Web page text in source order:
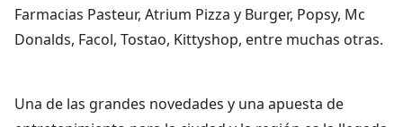
Farmacias Pasteur, Atrium Pizza y Burger, Popsy, Mc
Donalds, Facol, Tostao, Kittyshop, entre muchas otras.
Una de las grandes novedades y una apuesta de